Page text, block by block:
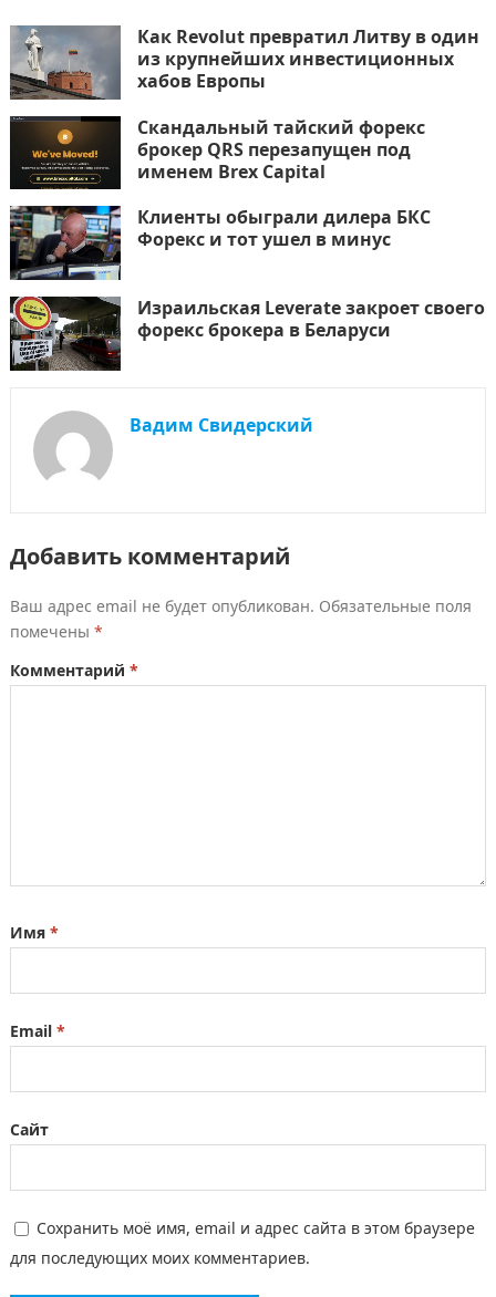
Как Revolut превратил Литву в один
из крупнейших инвестиционных
хабов Европы
Скандальный тайский форекс
брокер QRS перезапущен под
именем Brex Capital
Клиенты обыграли дилера БКС
Форекс и тот ушел в минус
Израильская Leverate закроет своего
форекс брокера в Беларуси
Вадим Свидерский
Добавить комментарий
Ваш адрес email не будет опубликован. Обязательные поля
помечены *
Комментарий *
Имя *
Email *
Сайт
Сохранить моё имя, email и адрес сайта в этом браузере
для последующих моих комментариев.